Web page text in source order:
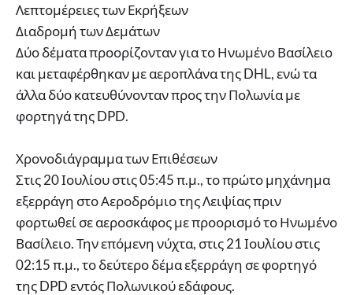
Λεπτομέρειες των Εκρήξεων
Διαδρομή των Δεμάτων
Δύο δέματα προορίζονταν για το Ηνωμένο Βασίλειο
και μεταφέρθηκαν με αεροπλάνα της DHL, ενώ τα
άλλα δύο κατευθύνονταν προς την Πολωνία με
φορτηγά της DPD.
Χρονοδιάγραμμα των Επιθέσεων
Στις 20 Ιουλίου στις 05:45 π.μ., το πρώτο μηχάνημα
εξερράγη στο Αεροδρόμιο της Λειψίας πριν
φορτωθεί σε αεροσκάφος με προορισμό το Ηνωμένο
Βασίλειο. Την επόμενη νύχτα, στις 21 Ιουλίου στις
02:15 π.μ., το δεύτερο δέμα εξερράγη σε φορτηγό
της DPD εντός Πολωνικού εδάφους.